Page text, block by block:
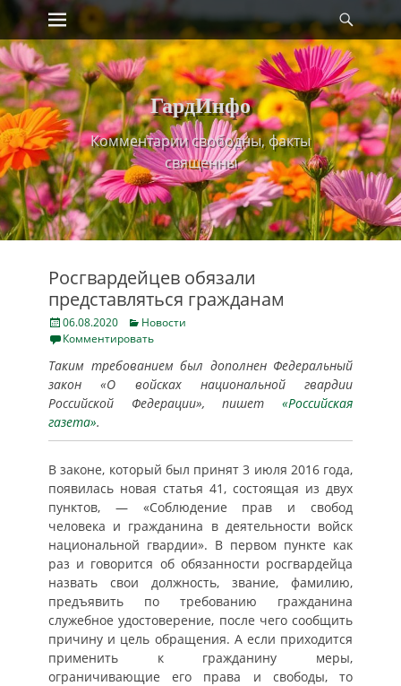
Skip
content
Primary Menu
ГардИнфо
Комментарии свободны, факты
священны
Росгвардейцев обязали
представляться гражданам
Posted
on
06.08.2020 Categories
Новости
Комментировать
Таким требованием был дополнен Федеральный
закон «О войсках национальной гвардии
Российской Федерации», пишет «Российская
газета».
В законе, который был принят 3 июля 2016 года,
появилась новая статья 41, состоящая из двух
пунктов, — «Соблюдение прав и свобод
человека и гражданина в деятельности войск
национальной гвардии». В первом пункте как
раз и говорится об обязанности росгвардейца
назвать свои должность, звание, фамилию,
предъявить по требованию гражданина
служебное удостоверение, после чего сообщить
причину и цель обращения. А если приходится
применить к гражданину меры,
ограничивающие его права и свободы, то